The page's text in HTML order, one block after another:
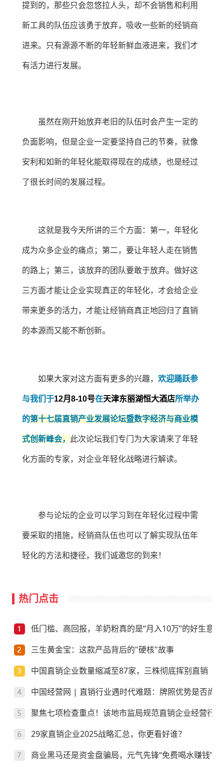
提到的，那些只会忽悠拉人头，却不会销售和利用
新工具的队伍应该勇于放弃，吸收一些新的经销商
进来。只有源源不断的年轻新鲜血液进来，我们才
有活力进行发展。
虽然在刚开始放弃老旧的队伍时会产生一定的
负面影响，但是企业一定要坚持自己的节奏，就像
安利和如新的年轻化能取得现在的成绩，也是经过
了很长时间的发展过程。
这就是我今天所讲的三个方面：第一，年轻化
成为众多企业的痛点；第二，要让年轻人走在销售
的路上；第三，该放弃的团队要敢于放弃。做好这
三方面才能让企业实现真正的年轻化，才会给企业
带来更多的活力，才能让经销商真正地回归了直销
的本源而又能不断创新。
如果大家对这方面有更多的兴趣， 欢迎踊跃参
与我们于12月8-10号在天津东丽湖恒大酒店所举办
的第十七届直销产业发展论坛暨数字经济与商业模
式创新峰会， 此次论坛我们专门为大家请来了年轻
化方面的专家，对企业年轻化战略进行解读。
参与论坛的企业可以学习到在年轻化过程中需
要采取的措施，经销商队伍也可以了解实现队伍年
轻化的方法和捷径，我们诚邀您的到来！
热门点击
低门槛、高回报，羊奶粉真的是“月入10万”的好生意？
三生黄金宝：这款产品背后的"硬核"故事
中国直销企业数量缩减至87家，三株彻底挥别直销
中国经营网 | 直销行业遇时代难题：牌照优势是否尚存
聚焦七项检查重点！该地市监局规范直销企业经营行为
29家直销企业2025战略汇总，你更看好谁？
商业黑马还是资金盘骗局，元气先锋“免费喝水赚钱”靠